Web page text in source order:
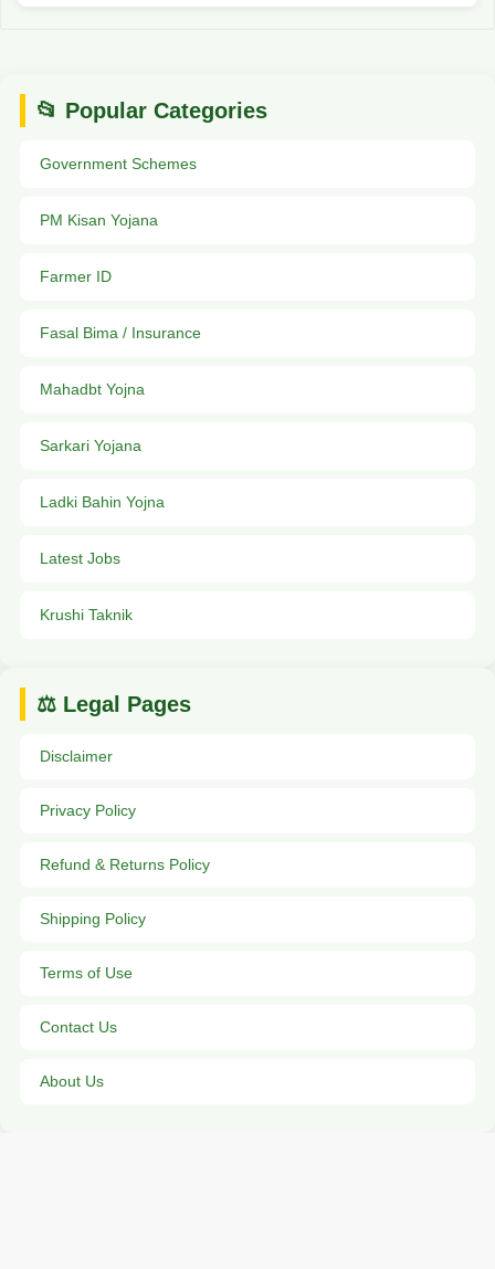
📂 Popular Categories
Government Schemes
PM Kisan Yojana
Farmer ID
Fasal Bima / Insurance
Mahadbt Yojna
Sarkari Yojana
Ladki Bahin Yojna
Latest Jobs
Krushi Taknik
⚖️ Legal Pages
Disclaimer
Privacy Policy
Refund & Returns Policy
Shipping Policy
Terms of Use
Contact Us
About Us